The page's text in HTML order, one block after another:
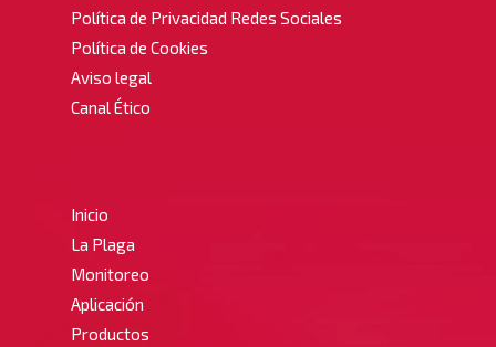
Política de Privacidad Redes Sociales
Política de Cookies
Aviso legal
Canal Ético
Inicio
La Plaga
Monitoreo
Aplicación
Productos